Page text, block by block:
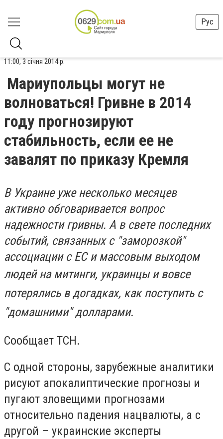
Рус
11:00, 3 січня 2014 р.
Мариупольцы могут не
волноваться! Гривне в 2014
году прогнозируют
стабильность, если ее не
завалят по приказу Кремля
В Украине уже несколько месяцев
активно обговаривается вопрос
надежности гривны. А в свете последних
событий, связанных с "заморозкой"
ассоциации с ЕС и массовым выходом
людей на митинги, украинцы и вовсе
потерялись в догадках, как поступить с
"домашними" долларами.
Сообщает ТСН.
С одной стороны, зарубежные аналитики
рисуют апокалиптические прогнозы и
пугают зловещими прогнозами
относительно падения нацвалюты, а с
другой – украинские эксперты